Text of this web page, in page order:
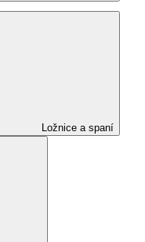
Ložnice a spaní